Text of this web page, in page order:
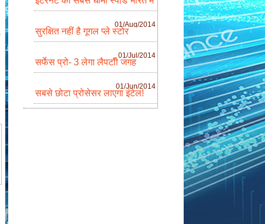
01/Aug/2014
सुरक्षित नहीं है गूगल प्ले स्टोर
01/Jul/2014
सर्फेस प्रो- 3 लेगा लैपटॉी जगह
01/Jun/2014
सबसे छोटा प्रोसेसर लाएगा इंटेल!